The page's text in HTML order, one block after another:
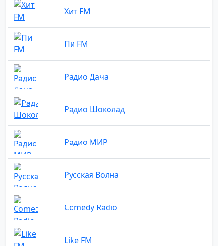
Хит FM
Пи FM
Радио Дача
Радио Шоколад
Радио МИР
Русская Волна
Comedy Radio
Like FM